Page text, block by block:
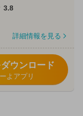
3.8
詳細情報を見る
ウンロード
よアプリ